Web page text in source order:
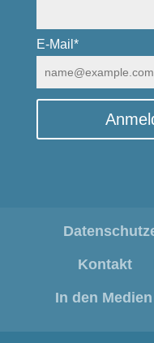
E-Mail*
Kontakt
In den Medien